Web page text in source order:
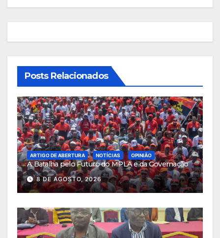
Posts Relacionados
ARTIGO DE ABERTURA NOTÍCIAS OPINIÃO
A Batalha pelo Futuro do MPLA e da Governação
8 DE AGOSTO, 2026